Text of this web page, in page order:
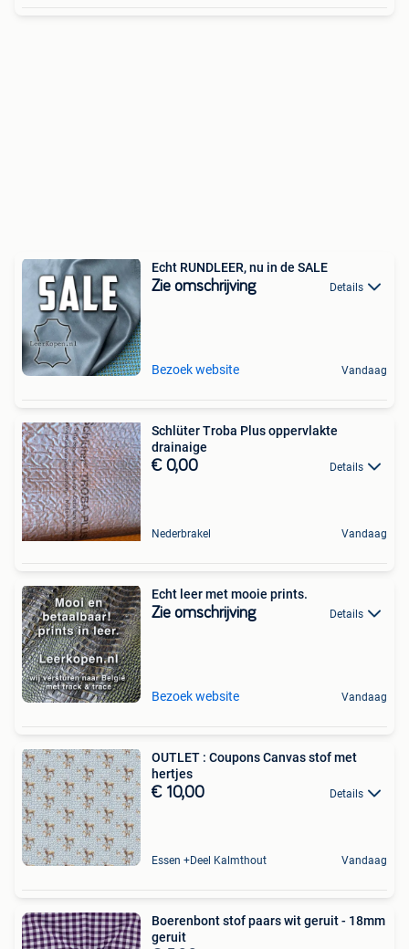
Echt RUNDLEER, nu in de SALE
Zie omschrijving Details
Bezoek website Vandaag
Schlüter Troba Plus oppervlakte
drainaige
€ 0,00 Details
Nederbrakel Vandaag
Echt leer met mooie prints.
Zie omschrijving Details
Bezoek website Vandaag
OUTLET : Coupons Canvas stof met
hertjes
€ 10,00 Details
Essen +Deel Kalmthout Vandaag
Boerenbont stof paars wit geruit - 18mm
geruit